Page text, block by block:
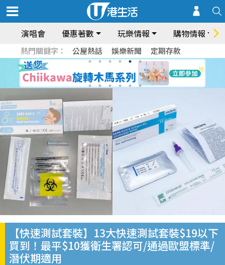
演唱會 優惠著數 玩樂情報 購物情報
熱門關鍵字： 公屋熱話 娛樂新聞 定期存款
【快速測試套裝】13大快速測試套裝$19以下
買到！最平$10獲衛生署認可/通過歐盟標準/
潛伏期適用